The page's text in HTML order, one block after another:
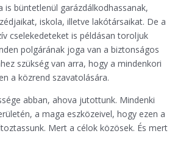
is büntetlenül garázdálkodhassanak,
iskola, illetve lakótársaikat. De a
cselekedeteket is példásan toroljuk
polgárának joga van a biztonságos
szükség van arra, hogy a mindenkori
a közrend szavatolására.
abban, ahova jutottunk. Mindenki
a maga eszközeivel, hogy ezen a
Mert a célok közösek. És mert